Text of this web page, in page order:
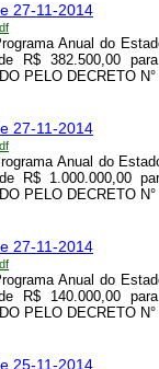
27-11-2014
Anual do
R$ 382.500,00
PELO DECRETO
27-11-2014
Anual do
R$ 1.000.000,00
PELO DECRETO
27-11-2014
Anual do
R$ 140.000,00
PELO DECRETO
25-11-2014